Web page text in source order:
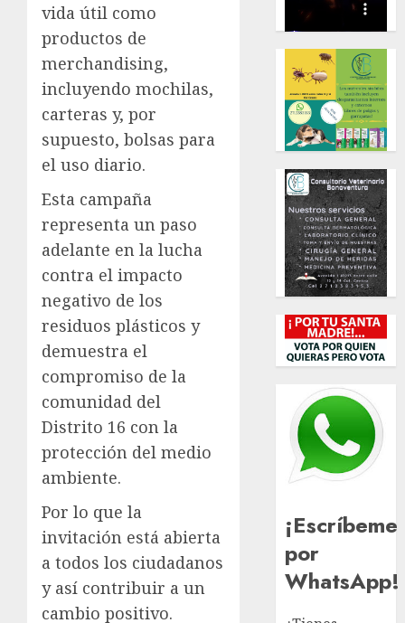
vida útil como
productos de
merchandising,
incluyendo mochilas,
carteras y, por
supuesto, bolsas para
el uso diario.
Esta campaña
representa un paso
adelante en la lucha
contra el impacto
negativo de los
residuos plásticos y
demuestra el
compromiso de la
comunidad del
Distrito 16 con la
protección del medio
ambiente.
Por lo que la
invitación está abierta
a todos los ciudadanos
y así contribuir a un
cambio positivo.
¡Escríbeme
por
WhatsApp!